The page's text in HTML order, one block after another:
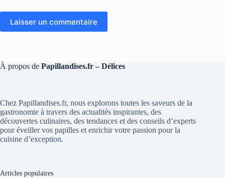
Laisser un commentaire
À propos de Papillandises.fr – Délices
Chez Papillandises.fr, nous explorons toutes les saveurs de la
gastronomie à travers des actualités inspirantes, des
découvertes culinaires, des tendances et des conseils d’experts
pour éveiller vos papilles et enrichir votre passion pour la
cuisine d’exception.
Articles populaires